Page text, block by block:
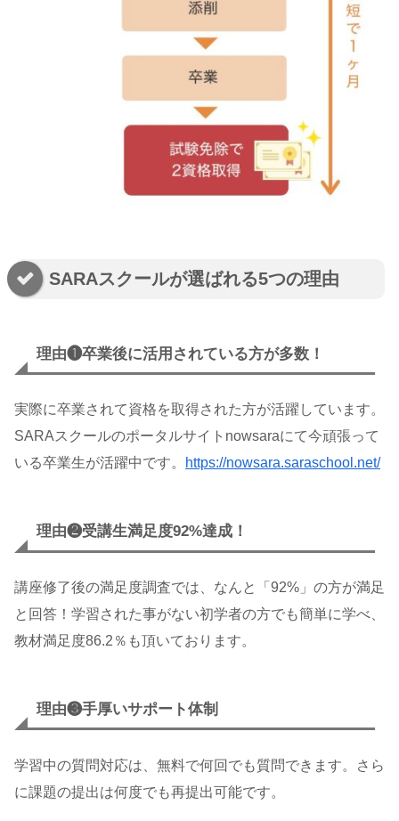
SARAスクールが選ばれる5つの理由
理由❶卒業後に活用されている方が多数！
実際に卒業されて資格を取得された方が活躍しています。
SARAスクールのポータルサイトnowsaraにて今頑張って
いる卒業生が活躍中です。
https://nowsara.saraschool.net/
理由❷受講生満足度92%達成！
講座修了後の満足度調査では、なんと「92%」の方が満足
と回答！学習された事がない初学者の方でも簡単に学べ、
教材満足度86.2％も頂いております。
理由❸手厚いサポート体制
学習中の質問対応は、無料で何回でも質問できます。さら
に課題の提出は何度でも再提出可能です。